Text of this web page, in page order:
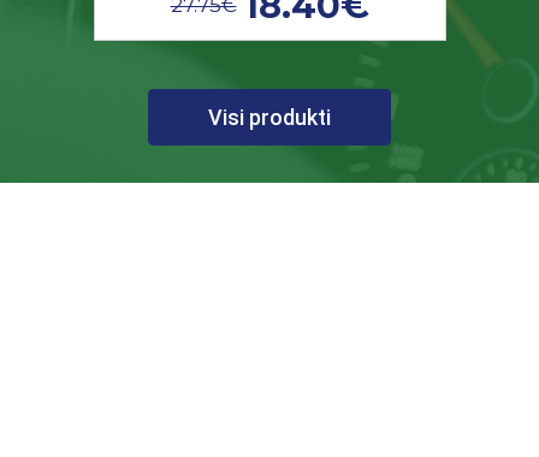
Visi produkti